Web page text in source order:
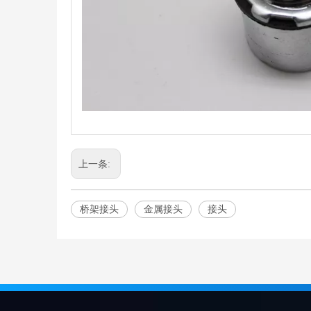
上一条:
桥架接头 金属接头 接头